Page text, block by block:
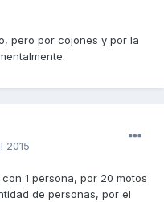
pero por cojones y por la
2015
1 persona, por 20 motos
de personas, por el